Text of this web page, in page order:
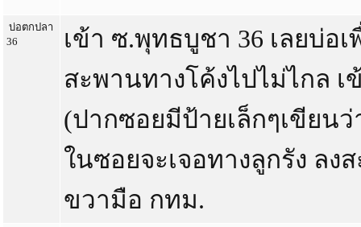
บ่อตกปลา
36
เข้า ซ.พุทธบูชา 36 เลยบ่อ
สะพานทางโค้งไปไม่ไกล
(ปากซอยมีป้ายเล็กๆเขียน
ในซอยจะเจอทางลูกรัง ลง
ขวามือ กทม.